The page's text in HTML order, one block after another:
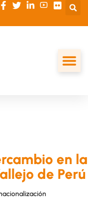
en la
de Perú